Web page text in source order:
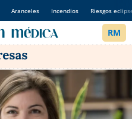
Aranceles Incendios Riesgos